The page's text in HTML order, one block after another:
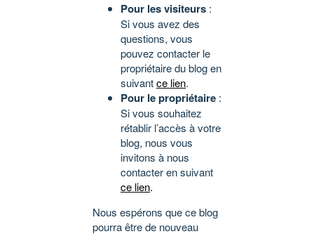
Pour les visiteurs :
Si vous avez des
questions, vous
pouvez contacter le
propriétaire du blog en
suivantce lien.
Pour le propriétaire :
Si vous souhaitez
rétablir l’accès à votre
blog, nous vous
invitons à nous
contacter en suivant
ce lien.
Nous espérons que ce blog
pourra être de nouveau